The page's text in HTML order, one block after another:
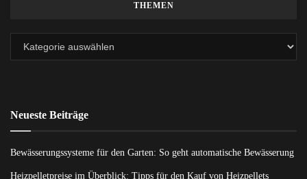
THEMEN
Neueste Beiträge
Bewässerungssysteme für den Garten: So geht automatische Bewässerung
Heizpelletpreise im Überblick: Tipps für den Kauf von Heizpellets